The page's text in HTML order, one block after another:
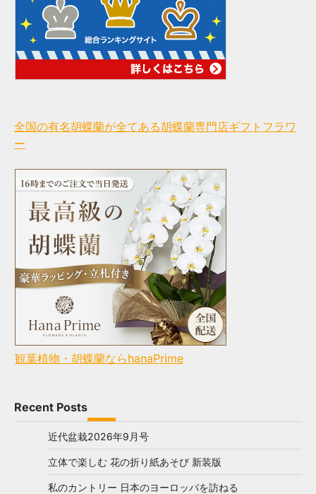
全国の有名胡蝶蘭が全てある胡蝶蘭専門店ギフトフラワ
ー
観葉植物・胡蝶蘭ならhanaPrime
Recent Posts
近代盆栽2026年9月号
立体で楽しむ 花の折り紙あそび 新装版
私のカントリー 日本のヨーロッパを訪ねる